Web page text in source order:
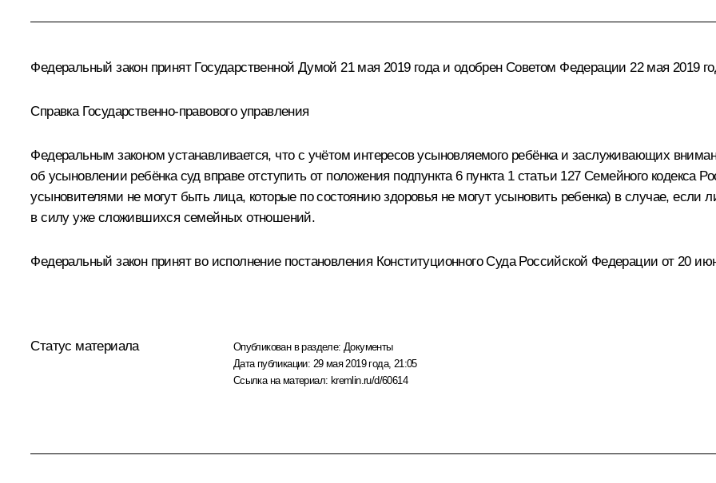
Федеральный закон принят Государственной Думой 21 мая 2019 года и одобрен Советом Федерации 22 мая 2019
Справка Государственно-правового управления
Федеральным законом устанавливается, что с учётом интересов усыновляемого ребёнка и заслуживающих
об усыновлении ребёнка суд вправе отступить от положения подпункта 6 пункта 1 статьи 127 Семейного кодекса
усыновителями не могут быть лица, которые по состоянию здоровья не могут усыновить ребенка) в случае,
в силу уже сложившихся семейных отношений.
Федеральный закон принят во исполнение постановления Конституционного Суда Российской Федерации от 20
Статус материала Опубликован в разделе: Документы
Дата публикации: 29 мая 2019 года, 21:05
Ссылка на материал: kremlin.ru/d/60614